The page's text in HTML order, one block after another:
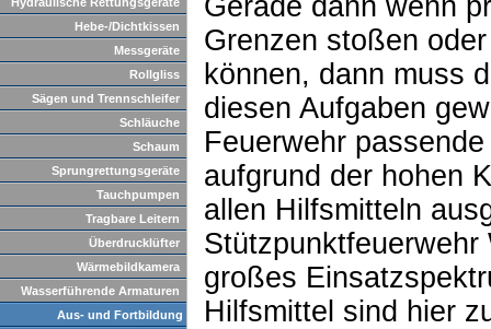
Hebe-/Dichtkissen
Messgeräte
Rollgliss
Sägen und Trennschleifer
Schläuche
Schaum
Sprungrettungsgeräte
Tauchpumpen
Tragbare Leitern
Überdrucklüfter
Wärmebildkamera
Wasserführende Armaturen
Aus- und Fortbildung
Gerade dann wenn
Grenzen stoßen
können, dann muss
diesen Aufgaben
Feuerwehr
aufgrund der hohen
allen Hilfsmitteln
großes
Hilfsmittel sind hier